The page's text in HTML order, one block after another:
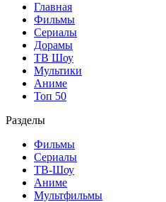
Главная
Фильмы
Сериалы
Дорамы
ТВ Шоу
Мультики
Аниме
Топ 50
Разделы
Фильмы
Сериалы
ТВ-Шоу
Аниме
Мультфильмы